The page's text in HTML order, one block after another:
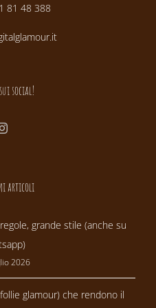
81 48 388
social!
articoli
grande stile (anche su
2026
glamour) che rendono il